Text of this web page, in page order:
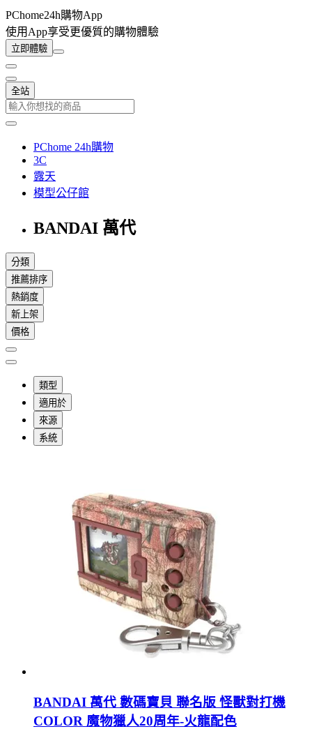
PChome24h購物App
使用App享受更優質的購物體驗
立即體驗
全站
PChome 24h購物
3C
露天
模型公仔館
BANDAI 萬代
分類
推薦排序
熱銷度
新上架
價格
類型
適用於
來源
系統
BANDAI 萬代 數碼寶貝 聯名版 怪獸對打機
COLOR 魔物獵人20周年-火龍配色